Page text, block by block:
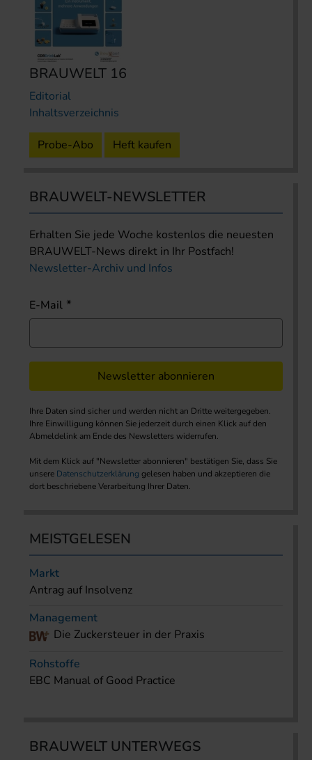
BRAUWELT 16
Editorial
Inhaltsverzeichnis
Probe-Abo Heft kaufen
BRAUWELT-NEWSLETTER
Erhalten Sie jede Woche kostenlos die neuesten
BRAUWELT-News direkt in Ihr Postfach!
Newsletter-Archiv und Infos
E-Mail
Newsletter abonnieren
Ihre Daten sind sicher und werden nicht an Dritte weitergegeben.
Ihre Einwilligung können Sie jederzeit durch einen Klick auf den
Abmeldelink am Ende des Newsletters widerrufen.
Mit dem Klick auf "Newsletter abonnieren" bestätigen Sie, dass Sie
unsere Datenschutzerklärung gelesen haben und akzeptieren die
dort beschriebene Verarbeitung Ihrer Daten.
MEISTGELESEN
Markt
Antrag auf Insolvenz
Management
Die Zuckersteuer in der Praxis
Rohstoffe
EBC Manual of Good Practice
BRAUWELT UNTERWEGS